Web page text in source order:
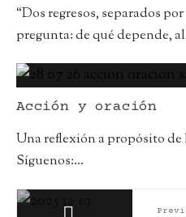
“Dos regresos, separados
pregunta: de qué depende,
Acción y oración
Una reflexión a propósito de
Síguenos:...